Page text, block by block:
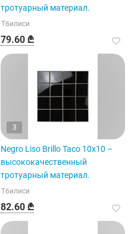
тротуарный материал.
Тбилиси
79.60 ₾
3
Negro Liso Brillo Taco 10x10 –
высококачественный
тротуарный материал.
Тбилиси
82.60 ₾